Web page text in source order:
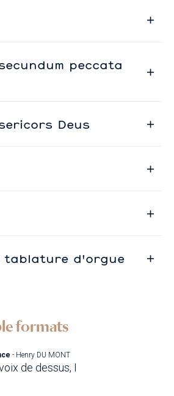
peccata
Deus
tablature d'orgue
formats
- Henry DU MONT
de dessus, I